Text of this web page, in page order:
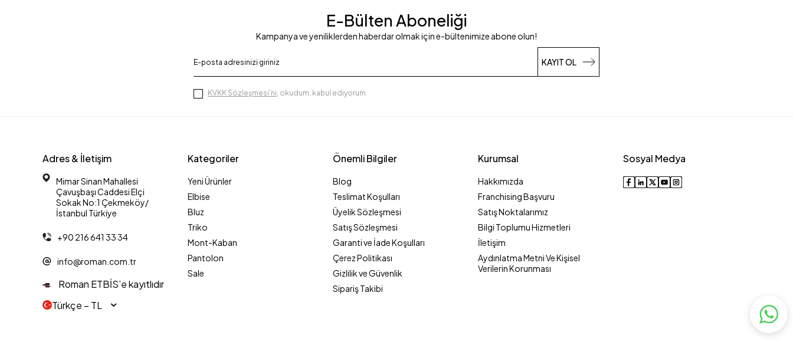
E-Bülten Aboneliği
Kampanya ve yeniliklerden haberdar olmak için e-bültenimize abone olun!
KAYIT OL
KVKK Sözleşmesi'ni, okudum, kabul ediyorum.
Adres & İletişim
Mimar Sinan Mahallesi
Çavuşbaşı Caddesi Elçi
Sokak No:1 Çekmeköy/
İstanbul Türkiye
+90 216 641 33 34
info@roman.com.tr
Roman ETBİS’e kayıtlıdır
Türkçe − TL
Kategoriler
Yeni Ürünler
Elbise
Bluz
Triko
Mont-Kaban
Pantolon
Sale
Önemli Bilgiler
Blog
Teslimat Koşulları
Üyelik Sözleşmesi
Satış Sözleşmesi
Garanti ve İade Koşulları
Çerez Politikası
Gizlilik ve Güvenlik
Sipariş Takibi
Kurumsal
Hakkımızda
Franchising Başvuru
Satış Noktalarımız
Bilgi Toplumu Hizmetleri
İletişim
Aydınlatma Metni Ve Kişisel
Verilerin Korunması
Sosyal Medya